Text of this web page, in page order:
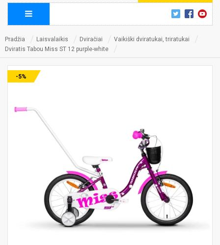
Pradžia Laisvalaikis Dviračiai
Vaikiški dviratukai, triratukai
Dviratis Tabou Miss ST 12 purple-white
-5%